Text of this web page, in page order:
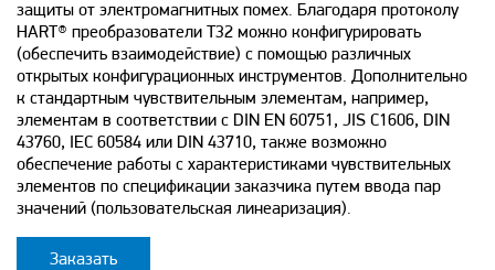
защиты от электромагнитных помех. Благодаря протоколу
HART® преобразователи Т32 можно конфигурировать
(обеспечить взаимодействие) с помощью различных
открытых конфигурационных инструментов. Дополнительно
к стандартным чувствительным элементам, например,
элементам в соответствии с DIN EN 60751, JIS C1606, DIN
43760, IEC 60584 или DIN 43710, также возможно
обеспечение работы с характеристиками чувствительных
элементов по спецификации заказчика путем ввода пар
значений (пользовательская линеаризация).
Заказать